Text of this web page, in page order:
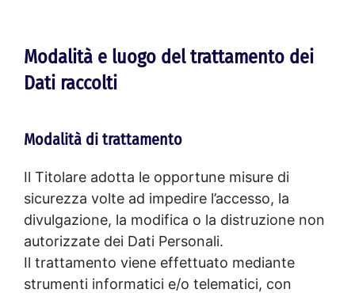
Modalità e luogo del trattamento dei
Dati raccolti
Modalità di trattamento
Il Titolare adotta le opportune misure di
sicurezza volte ad impedire l’accesso, la
divulgazione, la modifica o la distruzione non
autorizzate dei Dati Personali.
Il trattamento viene effettuato mediante
strumenti informatici e/o telematici, con